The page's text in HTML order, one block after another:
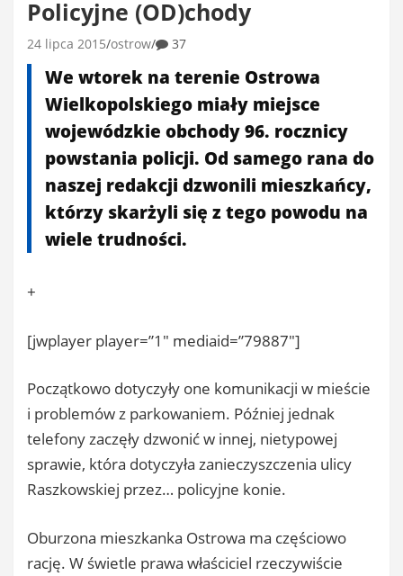
Policyjne (OD)chody
24 lipca 2015 ostrow 37
We wtorek na terenie Ostrowa
Wielkopolskiego miały miejsce
wojewódzkie obchody 96. rocznicy
powstania policji. Od samego rana do
naszej redakcji dzwonili mieszkańcy,
którzy skarżyli się z tego powodu na
wiele trudności.
+
[jwplayer player=”1″ mediaid=”79887″]
Początkowo dotyczyły one komunikacji w mieście
i problemów z parkowaniem. Później jednak
telefony zaczęły dzwonić w innej, nietypowej
sprawie, która dotyczyła zanieczyszczenia ulicy
Raszkowskiej przez… policyjne konie.
Oburzona mieszkanka Ostrowa ma częściowo
rację. W świetle prawa właściciel rzeczywiście